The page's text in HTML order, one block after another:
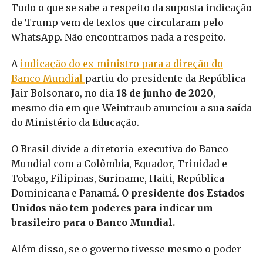
Tudo o que se sabe a respeito da suposta indicação
de Trump vem de textos que circularam pelo
WhatsApp. Não encontramos nada a respeito.
A indicação do ex-ministro para a direção do
Banco Mundial partiu do presidente da República
Jair Bolsonaro, no dia 18 de junho de 2020,
mesmo dia em que Weintraub anunciou a sua saída
do Ministério da Educação.
O Brasil divide a diretoria-executiva do Banco
Mundial com a Colômbia, Equador, Trinidad e
Tobago, Filipinas, Suriname, Haiti, República
Dominicana e Panamá. O presidente dos Estados
Unidos não tem poderes para indicar um
brasileiro para o Banco Mundial.
Além disso, se o governo tivesse mesmo o poder